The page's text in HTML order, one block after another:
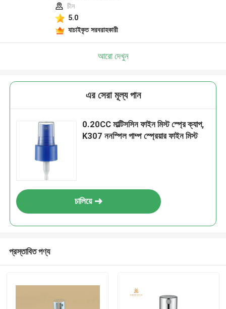
চীন
5.0
যাচাইকৃত সরবরাহকারী
আরো দেখুন
এর সেরা মূল্য পান
0.20CC মাল্টিসসিন ফাইন মিস্ট স্প্রে ক্যাপ,
K307 ননস্পিল পাম্প স্প্রেয়ার ফাইন মিস্ট
চালিয়ে
প্রস্তাবিত পণ্য